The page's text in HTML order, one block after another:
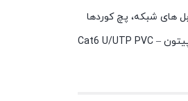
های شبکه، پچ کوردها
به طور استاندارد از لحاظ پهنای باند و نرخ انتقال داده ها به دسته های Cat1 تا Cat8 تقسیم می‌شوند پچ کوردهای رپیتون شامل Cat5 و Cat6 می باشد. پچ کورد رپیتون – Cat6 U/UTP PVC